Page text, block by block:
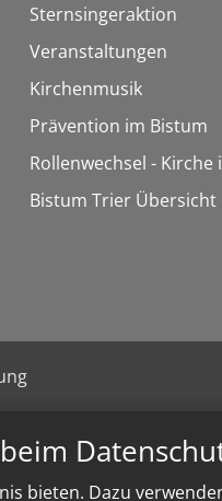
bieten. Dazu
Sternsingeraktion
Veranstaltungen
Kirchenmusik
Prävention im Bistum
Rollenwechsel - Kirche
Bistum Trier Übersicht